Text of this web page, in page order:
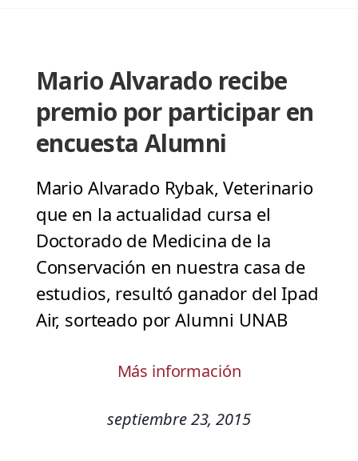
Mario Alvarado recibe
premio por participar en
encuesta Alumni
Mario Alvarado Rybak, Veterinario
que en la actualidad cursa el
Doctorado de Medicina de la
Conservación en nuestra casa de
estudios, resultó ganador del Ipad
Air, sorteado por Alumni UNAB
Más información
septiembre 23, 2015